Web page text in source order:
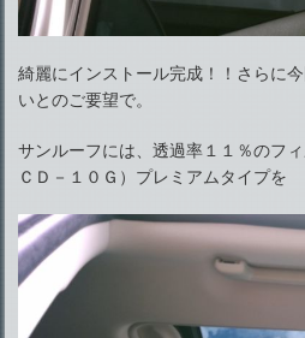
綺麗にインストール完成！！さらに
いとのご要望で。
サンルーフには、透過率１１％のフ
ＣＤ－１０Ｇ）プレミアムタイプを